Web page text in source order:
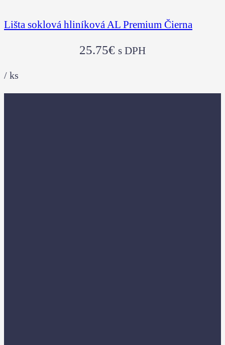
Lišta soklová hliníková AL Premium Čierna
25.75€ s DPH
/ ks